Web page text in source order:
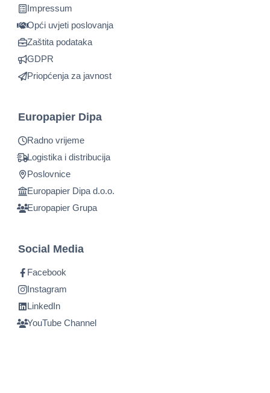
Impressum
Opći uvjeti poslovanja
Zaštita podataka
GDPR
Priopćenja za javnost
Europapier Dipa
Radno vrijeme
Logistika i distribucija
Poslovnice
Europapier Dipa d.o.o.
Europapier Grupa
Social Media
Facebook
Instagram
LinkedIn
YouTube Channel